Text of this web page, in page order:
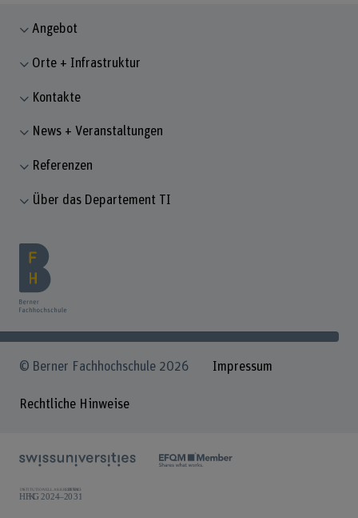
Angebot
Orte + Infrastruktur
Kontakte
News + Veranstaltungen
Referenzen
Über das Departement TI
© Berner Fachhochschule 2026 Impressum
Rechtliche Hinweise